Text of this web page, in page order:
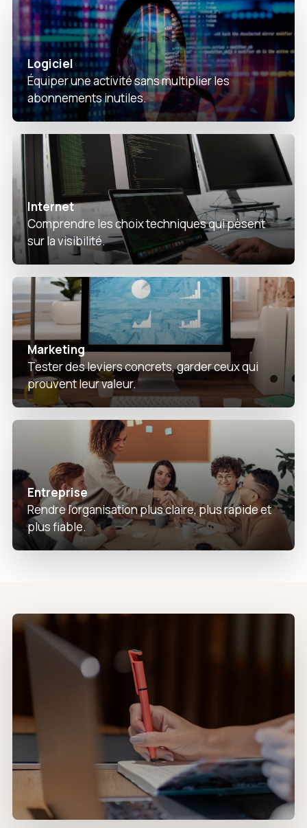
Logiciel
Équiper une activité sans multiplier les
abonnements inutiles.
Internet
Comprendre les choix techniques qui pèsent
sur la visibilité.
Marketing
Tester des leviers concrets, garder ceux qui
prouvent leur valeur.
Entreprise
Rendre l’organisation plus claire, plus rapide et
plus fiable.